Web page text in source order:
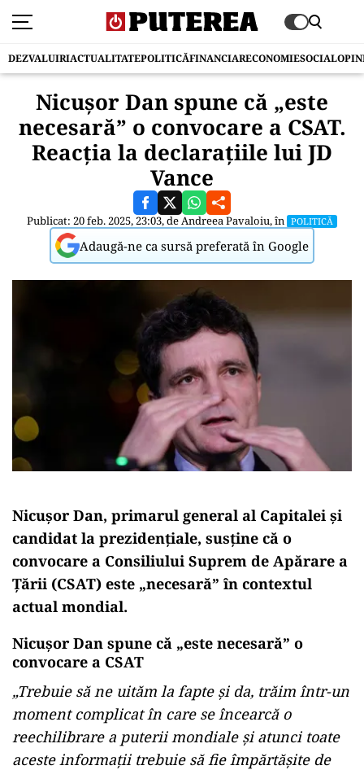
DEZVALUIRIACTUALITATEPOLITICĂFINANCIARECONOMIESOCIAL
Nicușor Dan spune că „este
necesară” o convocare a CSAT.
Reacția la declarațiile lui JD
Vance
Publicat: 20 feb. 2025, 23:03, deAndreea Pavaloiu, în POLITICĂ
Adaugă-ne ca sursă preferată în Google
Nicușor Dan, primarul general al Capitalei și
candidat la prezidențiale, susține că o
convocare a Consiliului Suprem de Apărare a
Țării (CSAT) este „necesară” în contextul
actual mondial.
Nicușor Dan spune că „este necesară” o
convocare a CSAT
„Trebuie să ne uităm la fapte și da, trăim într-un
moment complicat în care se încearcă o
reechilibrare a puterii mondiale și atunci toate
aceste informații trebuie să fie împărtășite de